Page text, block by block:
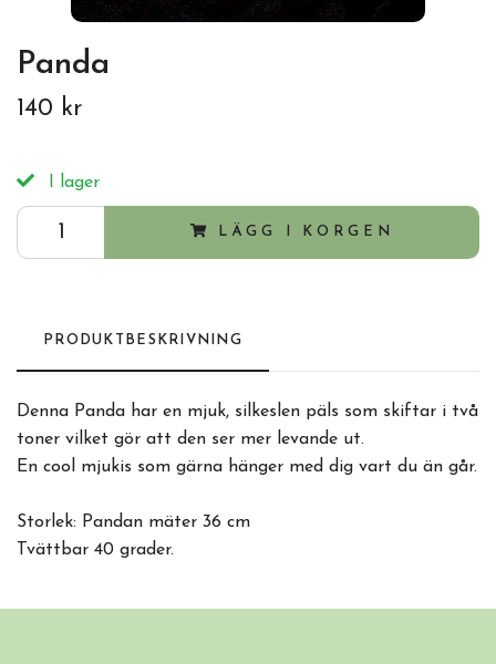
Panda
140 kr
I lager
LÄGG I KORGEN
PRODUKTBESKRIVNING
Denna Panda har en mjuk, silkeslen päls som skiftar i två
toner vilket gör att den ser mer levande ut.
En cool mjukis som gärna hänger med dig vart du än går.
Storlek: Pandan mäter 36 cm
Tvättbar 40 grader.